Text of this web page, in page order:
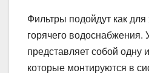
Фильтры подойдут как для
горячего водоснабжения.
представляет собой одну
которые монтируются в